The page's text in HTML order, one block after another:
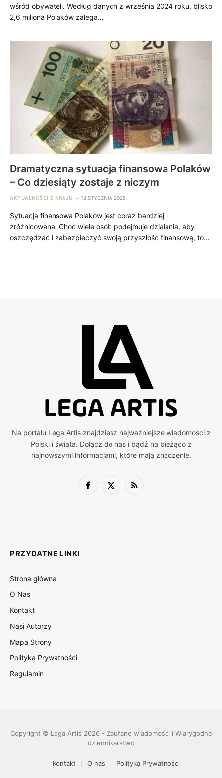
wśród obywateli. Według danych z września 2024 roku, blisko
2,6 miliona Polaków zalega…
Dramatyczna sytuacja finansowa Polaków
– Co dziesiąty zostaje z niczym
AKTUALNOŚCI Z KRAJU 12 STYCZNIA 2025
Sytuacja finansowa Polaków jest coraz bardziej
zróżnicowana. Choć wiele osób podejmuje działania, aby
oszczędzać i zabezpieczyć swoją przyszłość finansową, to…
Na portalu Lega Artis znajdziesz najważniejsze wiadomości z
Polski i świata. Dołącz do nas i bądź na bieżąco z
najnowszymi informacjami, które mają znaczenie.
Facebook
X
RSS
PRZYDATNE LINKI
Strona główna
O Nas
Kontakt
Nasi Autorzy
Mapa Strony
Polityka Prywatności
Regulamin
Copyright © Lega Artis 2026 - Zaufane wiadomości i Wiarygodne
dziennikarstwo
Kontakt O nas Polityka Prywatności